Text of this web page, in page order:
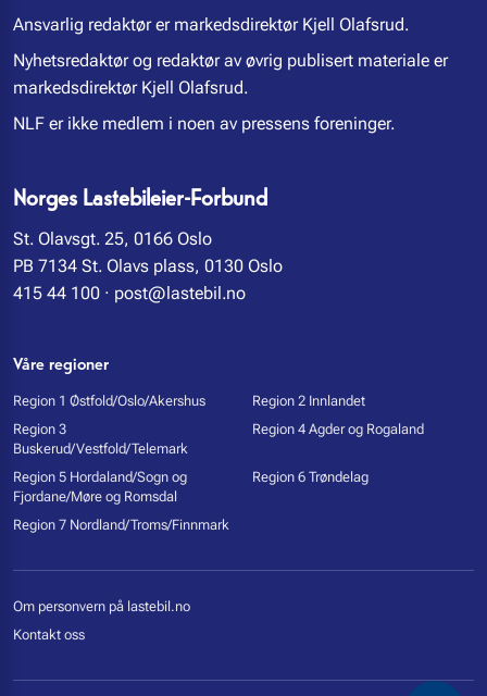
Ansvarlig redaktør er markedsdirektør Kjell Olafsrud.
Nyhetsredaktør og redaktør av øvrig publisert materiale er
markedsdirektør Kjell Olafsrud.
NLF er ikke medlem i noen av pressens foreninger.
Norges Lastebileier-Forbund
St. Olavsgt. 25, 0166 Oslo
PB 7134 St. Olavs plass, 0130 Oslo
415 44 100 · post@lastebil.no
Våre regioner
Region 1 Østfold/Oslo/Akershus
Region 2 Innlandet
Region 3
Buskerud/Vestfold/Telemark
Region 4 Agder og Rogaland
Region 5 Hordaland/Sogn og
Fjordane/Møre og Romsdal
Region 6 Trøndelag
Region 7 Nordland/Troms/Finnmark
Om personvern på lastebil.no
Kontakt oss